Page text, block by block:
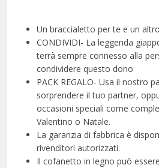
Un braccialetto per te e un
CONDIVIDI- La leggenda
terrà sempre connesso alla
condividere questo dono
PACK REGALO- Usa il nostro
sorprendere il tuo partner,
occasioni speciali come
Valentino o Natale.
La garanzia di fabbrica è
rivenditori autorizzati.
Il cofanetto in legno può